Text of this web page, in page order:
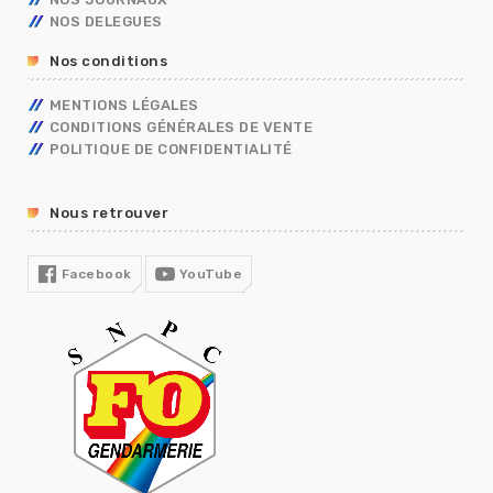
RÈGLEMENTS INTÉRIEURS
TÉLÉTRAVAIL
FORMATION
R13
NOS DELEGUES
Nos conditions
MENTIONS LÉGALES
CONDITIONS GÉNÉRALES DE VENTE
POLITIQUE DE CONFIDENTIALITÉ
Nous retrouver
Facebook YouTube